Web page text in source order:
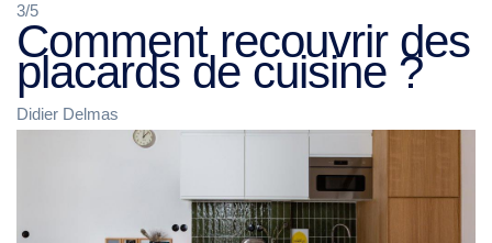
3/5
Comment recouvrir des
placards de cuisine ?
Didier Delmas